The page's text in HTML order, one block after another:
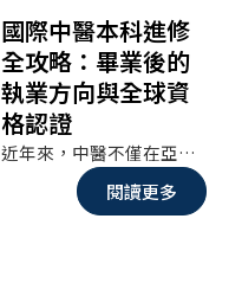
國際中醫本科進修
全攻略：畢業後的
執業方向與全球資
格認證
近年來，中醫不僅在亞洲受到重視，更逐漸走向世界舞台。根據世界衛生組織（WHO）資料，已有超過 170 個國家和地區引入傳統醫學，中醫師的國際需求持續上升。對有志從事中醫的學生與在職人士來說，取得 國際中醫本科學位，不只是專業知識的提升，更是開啟全球職涯的關鍵。
閱讀更多